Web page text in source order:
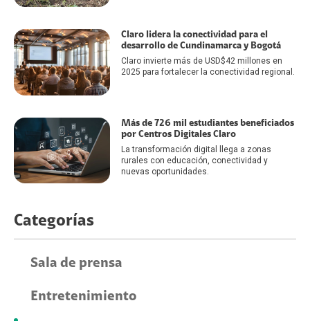
Claro lidera la conectividad para el
desarrollo de Cundinamarca y Bogotá
Claro invierte más de USD$42 millones en
2025 para fortalecer la conectividad regional.
Más de 726 mil estudiantes beneficiados
por Centros Digitales Claro
La transformación digital llega a zonas
rurales con educación, conectividad y
nuevas oportunidades.
Categorías
Sala de prensa
Entretenimiento